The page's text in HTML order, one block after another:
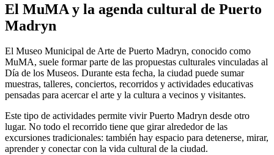
El MuMA y la agenda cultural de Puerto
Madryn
El Museo Municipal de Arte de Puerto Madryn, conocido como
MuMA, suele formar parte de las propuestas culturales vinculadas al
Día de los Museos. Durante esta fecha, la ciudad puede sumar
muestras, talleres, conciertos, recorridos y actividades educativas
pensadas para acercar el arte y la cultura a vecinos y visitantes.
Este tipo de actividades permite vivir Puerto Madryn desde otro
lugar. No todo el recorrido tiene que girar alrededor de las
excursiones tradicionales: también hay espacio para detenerse, mirar,
aprender y conectar con la vida cultural de la ciudad.